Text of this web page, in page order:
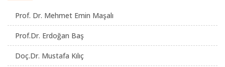
Prof. Dr. Mehmet Emin Maşalı
Prof.Dr. Erdoğan Baş
Doç.Dr. Mustafa Kılıç